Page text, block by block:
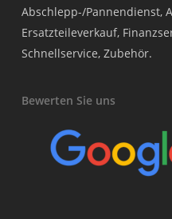
Abschlepp-/Pannendienst,
Ersatzteileverkauf,
Schnellservice, Zubehör.
Bewerten Sie uns